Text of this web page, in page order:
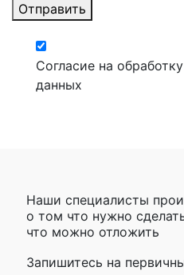
Отправить
Согласие на
данных
Наши специалисты
о том что нужно
что можно отложить
Запишитесь на